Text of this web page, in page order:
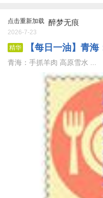
点击重新加载 醉梦无痕
2026-7-23
精华 【每日一油】青
青海：手抓羊肉 高原雪水 ...